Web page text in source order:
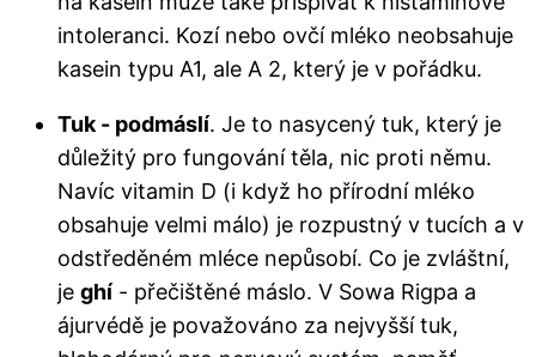
intoleranci. Kozí nebo ovčí mléko neobsahuje
kasein typu A1, ale A 2, který je v pořádku.
Tuk - podmáslí. Je to nasycený tuk, který je
důležitý pro fungování těla, nic proti němu.
Navíc vitamin D (i když ho přírodní mléko
obsahuje velmi málo) je rozpustný v tucích a v
odstředěném mléce nepůsobí. Co je zvláštní,
je ghí - přečištěné máslo. V Sowa Rigpa a
ájurvédě je považováno za nejvyšší tuk,